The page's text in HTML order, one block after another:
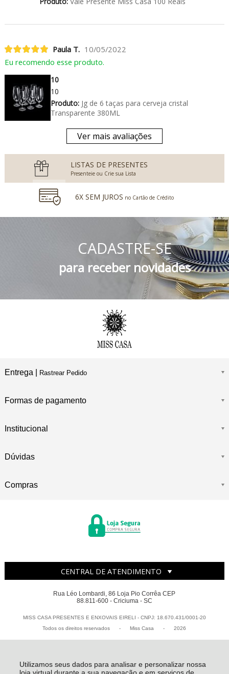
Utilizamos seus dados para analisar e personalizar nossa
Paula T. 10/05/2022
Eu recomendo esse produto.
10
10
Produto:Jg de 6 taças para cerveja cristal
Transparente 380ML
Ver mais avaliações
LISTAS DE PRESENTES
Presenteie ou Crie sua Lista
6X SEM JUROS no Cartão de Crédito
no Boleto Bancário e PIX
FRETE GRÁTIS Consulte o Regulamento
CADASTRE-SE
para receber novidades
Entrega | Rastrear Pedido
Formas de pagamento
Institucional
Dúvidas
Compras
CENTRAL DE ATENDIMENTO
Rua Léo Lombardi, 86 Loja Pio Corrêa CEP
88.811-600 - Criciuma - SC
MISS CASA PRESENTES E ENXOVAIS EIRELI - CNPJ: 18.670.431/0001-20
Todos os direitos reservados
- Miss Casa - 2026